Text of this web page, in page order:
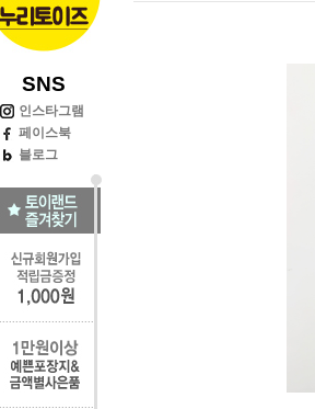
SNS
인스타그램
페이스북
블로그